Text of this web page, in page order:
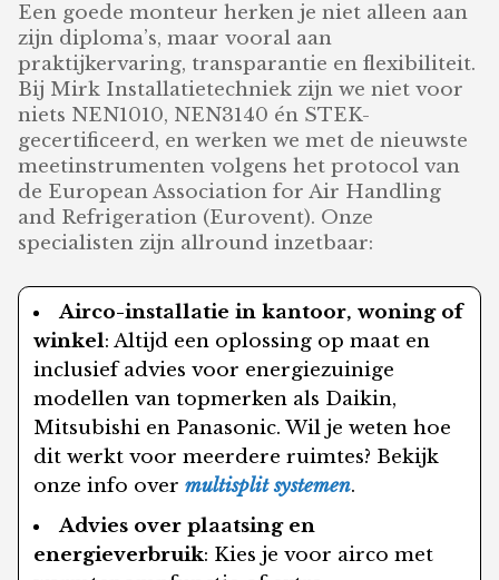
Een goede monteur herken je niet alleen aan
zijn diploma’s, maar vooral aan
praktijkervaring, transparantie en flexibiliteit.
Bij Mirk Installatietechniek zijn we niet voor
niets NEN1010, NEN3140 én STEK-
gecertificeerd, en werken we met de nieuwste
meetinstrumenten volgens het protocol van
de European Association for Air Handling
and Refrigeration (Eurovent). Onze
specialisten zijn allround inzetbaar:
Airco-installatie in kantoor, woning of
winkel: Altijd een oplossing op maat en
inclusief advies voor energiezuinige
modellen van topmerken als Daikin,
Mitsubishi en Panasonic. Wil je weten hoe
dit werkt voor meerdere ruimtes? Bekijk
onze info overmultisplit systemen.
Advies over plaatsing en
energieverbruik: Kies je voor airco met